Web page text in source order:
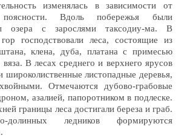
изменялась в зависимости от
поясности. Вдоль побережья были
озера с зарослями таксодиу-ма. В
господствовали леса, состоящие из
клена, дуба, платана с примесью
В лесах среднего и верхнего ярусов
широколиственные листопадные деревья,
Отмечаются дубово-грабовые
азалией, папоротником в подлеске.
границы леса достигали береза и граб.
долинных ледников формируются